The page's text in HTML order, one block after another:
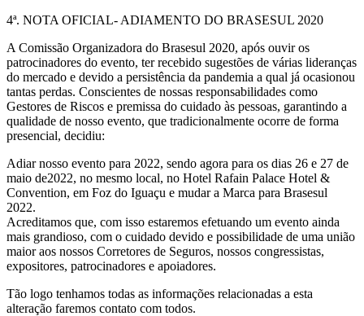
4ª. NOTA OFICIAL- ADIAMENTO DO BRASESUL 2020
A Comissão Organizadora do Brasesul 2020, após ouvir os
patrocinadores do evento, ter recebido sugestões de várias lideranças
do mercado e devido a persistência da pandemia a qual já ocasionou
tantas perdas. Conscientes de nossas responsabilidades como
Gestores de Riscos e premissa do cuidado às pessoas, garantindo a
qualidade de nosso evento, que tradicionalmente ocorre de forma
presencial, decidiu:
Adiar nosso evento para 2022, sendo agora para os dias 26 e 27 de
maio de2022, no mesmo local, no Hotel Rafain Palace Hotel &
Convention, em Foz do Iguaçu e mudar a Marca para Brasesul
2022.
Acreditamos que, com isso estaremos efetuando um evento ainda
mais grandioso, com o cuidado devido e possibilidade de uma união
maior aos nossos Corretores de Seguros, nossos congressistas,
expositores, patrocinadores e apoiadores.
Tão logo tenhamos todas as informações relacionadas a esta
alteração faremos contato com todos.